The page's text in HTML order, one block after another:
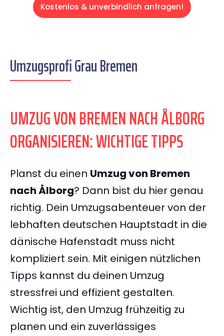
Kostenlos & unverbindlich anfragen!
Umzugsprofi Grau Bremen
UMZUG VON BREMEN NACH ÅLBORG
ORGANISIEREN: WICHTIGE TIPPS
Planst du einen Umzug von Bremen
nach Ålborg? Dann bist du hier genau
richtig. Dein Umzugsabenteuer von der
lebhaften deutschen Hauptstadt in die
dänische Hafenstadt muss nicht
kompliziert sein. Mit einigen nützlichen
Tipps kannst du deinen Umzug
stressfrei und effizient gestalten.
Wichtig ist, den Umzug frühzeitig zu
planen und ein zuverlässiges